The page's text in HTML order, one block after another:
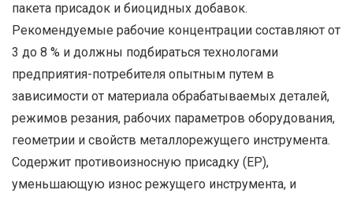
пакета присадок и биоцидных добавок.
Рекомендуемые рабочие концентрации составляют от
3 до 8 % и должны подбираться технологами
предприятия-потребителя опытным путем в
зависимости от материала обрабатываемых деталей,
режимов резания, рабочих параметров оборудования,
геометрии и свойств металлорежущего инструмента.
Содержит противоизносную присадку (EP),
уменьшающую износ режущего инструмента, и